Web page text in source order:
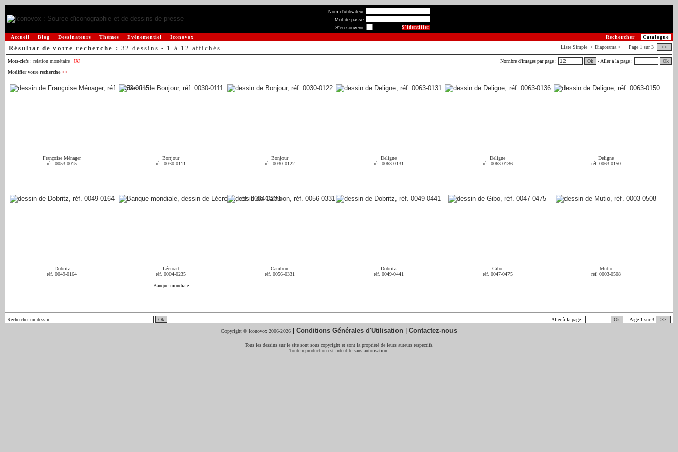
Nom d'utilisateur
Mot de passe
S'en souvenir
Accueil Blog Dessinateurs Thèmes Evénementiel Iconovox Catalogue
Rechercher
Liste Simple < Diaporama > Page 1 sur 3 >>
Résultat de votre recherche : 32 dessins - 1 à 12 affichés
Nombre d'images par page : Ok - Aller à la page : Ok
Mots-clefs : relation monétaire
[X]
Modifier votre recherche >>
Françoise Ménager
réf. 0053-0015
Bonjour
réf. 0030-0111
Bonjour
réf. 0030-0122
Deligne
réf. 0063-0131
Deligne
réf. 0063-0136
Deligne
réf. 0063-0150
Dobritz
réf. 0049-0164
Lécroart
réf. 0004-0235
Banque mondiale
Cambon
réf. 0056-0331
Dobritz
réf. 0049-0441
Gibo
réf. 0047-0475
Mutio
réf. 0003-0508
Rechercher un dessin : Aller à la page : Ok - Page 1 sur 3 >>
Copyright © Iconovox 2006-2026 | Conditions Générales d'Utilisation | Contactez-nous
Tous les dessins sur le site sont sous copyright et sont la propriété de leurs auteurs respectifs.
Toute reproduction est interdite sans autorisation.